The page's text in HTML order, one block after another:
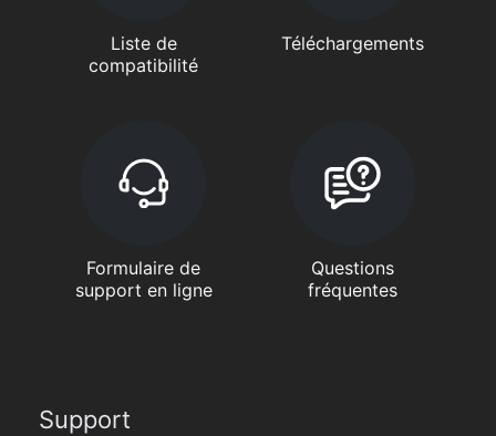
Liste de
compatibilité
Téléchargements
Formulaire de
support en ligne
Questions
fréquentes
Support